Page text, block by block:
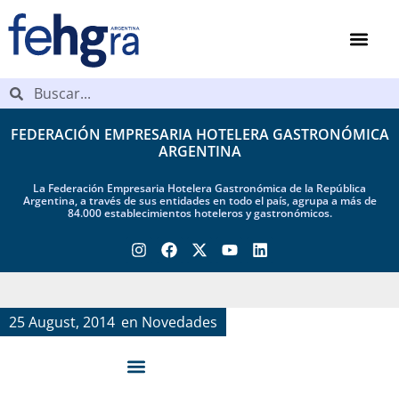
FEDERACIÓN EMPRESARIA HOTELERA GASTRONÓMICA
ARGENTINA
La Federación Empresaria Hotelera Gastronómica de la República
Argentina, a través de sus entidades en todo el país, agrupa a más de
84.000 establecimientos hoteleros y gastronómicos.
25 August, 2014 en Novedades